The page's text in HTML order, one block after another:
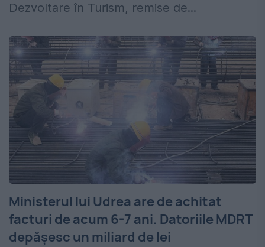
Dezvoltare în Turism, remise de...
Ministerul lui Udrea are de achitat
facturi de acum 6-7 ani. Datoriile MDRT
depăşesc un miliard de lei